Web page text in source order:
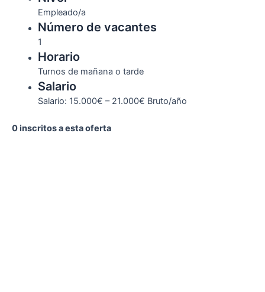
Empleado/a
Número de vacantes
1
Horario
Turnos de mañana o tarde
Salario
Salario: 15.000€ – 21.000€ Bruto/año
0 inscritos a esta oferta